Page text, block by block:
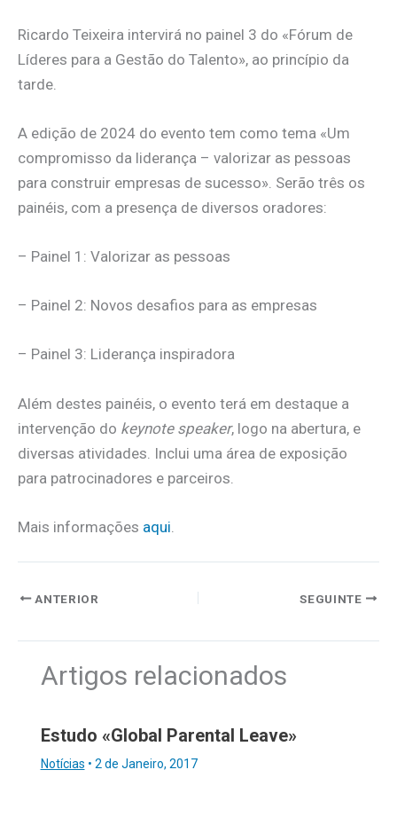
Ricardo Teixeira intervirá no painel 3 do «Fórum de
Líderes para a Gestão do Talento», ao princípio da
tarde.
A edição de 2024 do evento tem como tema «Um
compromisso da liderança – valorizar as pessoas
para construir empresas de sucesso». Serão três os
painéis, com a presença de diversos oradores:
– Painel 1: Valorizar as pessoas
– Painel 2: Novos desafios para as empresas
– Painel 3: Liderança inspiradora
Além destes painéis, o evento terá em destaque a
intervenção do keynote speaker, logo na abertura, e
diversas atividades. Inclui uma área de exposição
para patrocinadores e parceiros.
Mais informações aqui
ANTERIOR SEGUINTE
Artigos relacionados
Estudo «Global Parental Leave»
Notícias • 2 de Janeiro, 2017